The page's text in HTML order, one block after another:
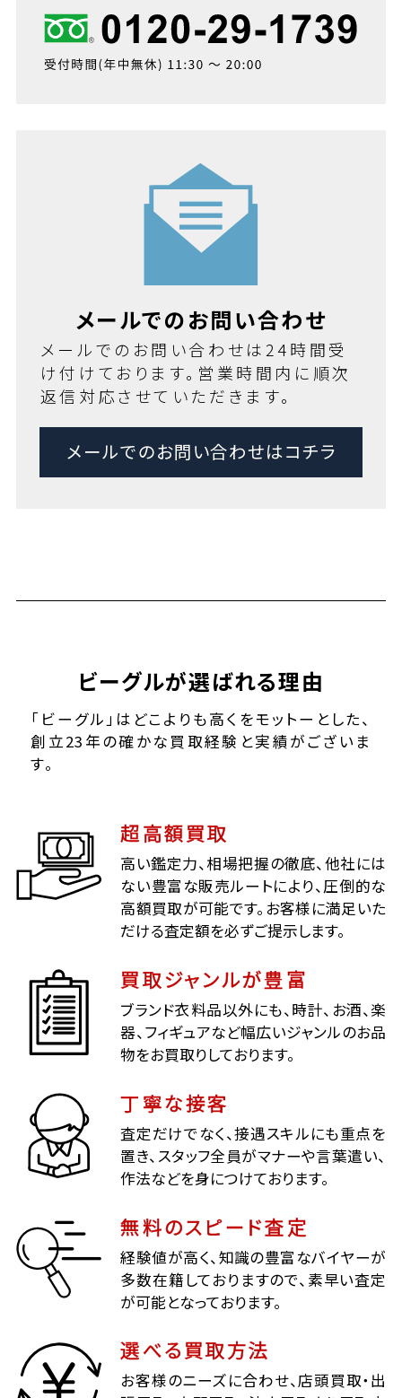
メールでのお問い合わせ
メールでのお問い合わせは24時間受
け付けております。営業時間内に順次
返信対応させていただきます。
メールでのお問い合わせはコチラ
ビーグルが選ばれる理由
「ビーグル」はどこよりも高くをモットーとした、
創立23年の確かな買取経験と実績がございま
す。
超高額買取
高い鑑定力、相場把握の徹底、他社には
ない豊富な販売ルートにより、圧倒的な
高額買取が可能です。お客様に満足いた
だける査定額を必ずご提示します。
買取ジャンルが豊富
ブランド衣料品以外にも、時計、お酒、楽
器、フィギュアなど幅広いジャンルのお品
物をお買取りしております。
丁寧な接客
査定だけでなく、接遇スキルにも重点を
置き、スタッフ全員がマナーや言葉遣い、
作法などを身につけております。
無料のスピード査定
経験値が高く、知識の豊富なバイヤーが
多数在籍しておりますので、素早い査定
が可能となっております。
選べる買取方法
お客様のニーズに合わせ、店頭買取・出